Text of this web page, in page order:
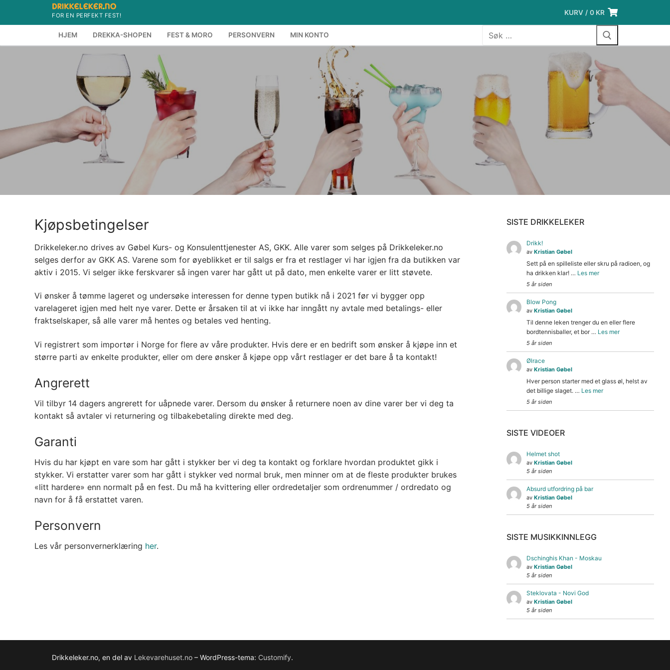
FOR EN PERFEKT FEST! KURV / 0 KR
HJEM DREKKA-SHOPEN FEST & MORO PERSONVERN MIN KONTO
Søk
etter:
Kjøpsbetingelser
Drikkeleker.no drives av Gøbel Kurs- og Konsulenttjenester AS, GKK. Alle varer som selges på Drikkeleker.no
selges derfor av GKK AS. Varene som for øyeblikket er til salgs er fra et restlager vi har igjen fra da butikken var
aktiv i 2015. Vi selger ikke ferskvarer så ingen varer har gått ut på dato, men enkelte varer er litt støvete.
Vi ønsker å tømme lageret og undersøke interessen for denne typen butikk nå i 2021 før vi bygger opp
varelageret igjen med helt nye varer. Dette er årsaken til at vi ikke har inngått ny avtale med betalings- eller
fraktselskaper, så alle varer må hentes og betales ved henting.
Vi registrert som importør i Norge for flere av våre produkter. Hvis dere er en bedrift som ønsker å kjøpe inn et
større parti av enkelte produkter, eller om dere ønsker å kjøpe opp vårt restlager er det bare å ta kontakt!
Angrerett
Vil tilbyr 14 dagers angrerett for uåpnede varer. Dersom du ønsker å returnere noen av dine varer ber vi deg ta
kontakt så avtaler vi returnering og tilbakebetaling direkte med deg.
Garanti
Hvis du har kjøpt en vare som har gått i stykker ber vi deg ta kontakt og forklare hvordan produktet gikk i
stykker. Vi erstatter varer som har gått i stykker ved normal bruk, men minner om at de fleste produkter brukes
«litt hardere» enn normalt på en fest. Du må ha kvittering eller ordredetaljer som ordrenummer / ordredato og
navn for å få erstattet varen.
Personvern
Les vår personvernerklæring her.
SISTE DRIKKELEKER
Drikk!
av Kristian Gøbel
Sett på en spilleliste eller skru på radioen, og
ha drikken klar! … Les mer
5 år siden
Blow Pong
av Kristian Gøbel
Til denne leken trenger du en eller flere
bordtennisballer, et bor … Les mer
5 år siden
Ølrace
av Kristian Gøbel
Hver person starter med et glass øl, helst av
det billige slaget. … Les mer
5 år siden
SISTE VIDEOER
Helmet shot
av Kristian Gøbel
5 år siden
Absurd utfordring på bar
av Kristian Gøbel
5 år siden
SISTE MUSIKKINNLEGG
Dschinghis Khan - Moskau
av Kristian Gøbel
5 år siden
Steklovata - Novi God
av Kristian Gøbel
5 år siden
Drikkeleker.no, en del av Lekevarehuset.no – WordPress-tema: Customify.